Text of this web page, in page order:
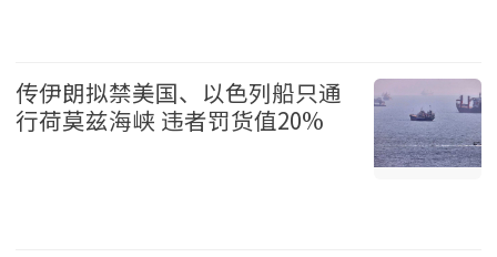
传伊朗拟禁美国、以色列船只通
行荷莫兹海峡 违者罚货值20%